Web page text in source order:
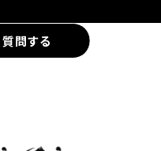
質問する